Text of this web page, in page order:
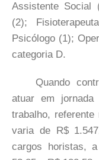
Assistente Social
(2);
Psicólogo (1);
categoria D.
Quando
atuar em
trabalho,
varia de R$
cargos horistas,